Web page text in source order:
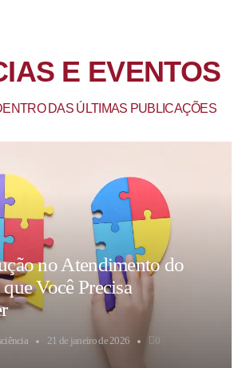
E EVENTOS
DAS ÚLTIMAS PUBLICAÇÕES
no Atendimento do
Você Precisa
21 de janeiro de 2026 0